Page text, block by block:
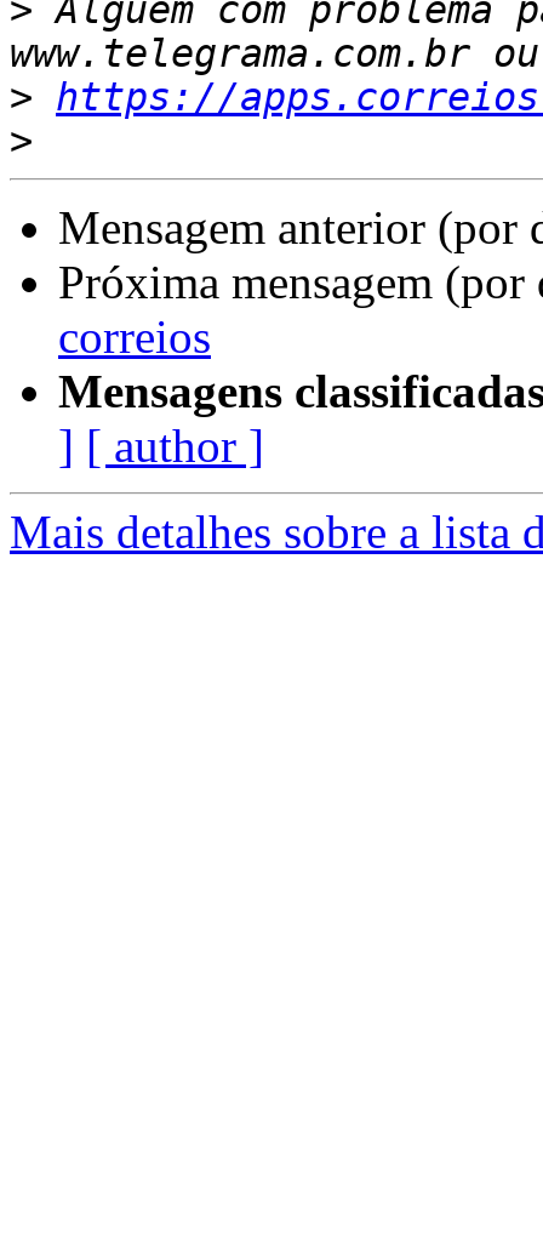
> Alguém com
> https://
>
Mensagem anterior (por
Próxima mensagem
correios
Mensagens
] [ author ]
Mais detalhes sobre a lista